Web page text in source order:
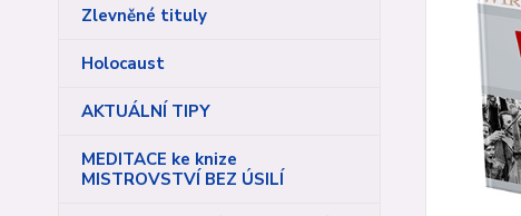
Zlevněné tituly
Holocaust
AKTUÁLNÍ TIPY
MEDITACE ke knize
MISTROVSTVÍ BEZ ÚSILÍ